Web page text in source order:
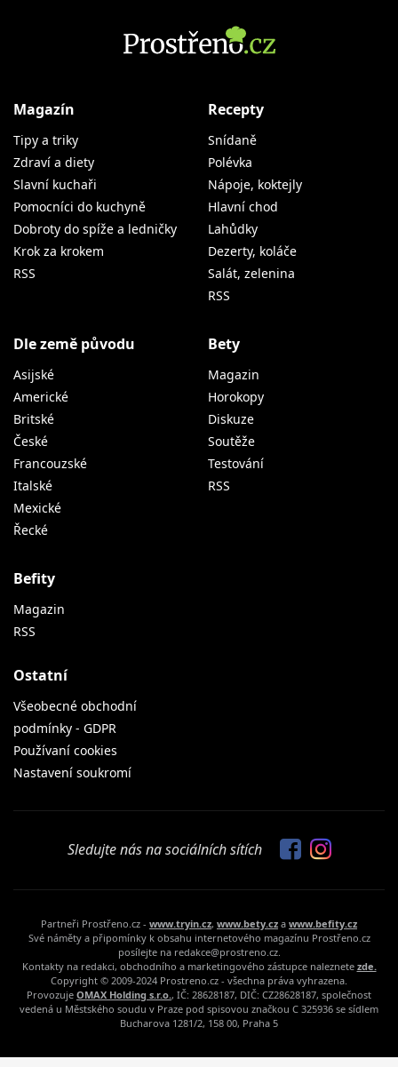
Magazín
Tipy a triky
Zdraví a diety
Slavní kuchaři
Pomocníci do kuchyně
Dobroty do spíže a ledničky
Krok za krokem
RSS
Recepty
Snídaně
Polévka
Nápoje, koktejly
Hlavní chod
Lahůdky
Dezerty, koláče
Salát, zelenina
RSS
Dle země původu
Asijské
Americké
Britské
České
Francouzské
Italské
Mexické
Řecké
Bety
Magazin
Horokopy
Diskuze
Soutěže
Testování
RSS
Befity
Magazin
RSS
Ostatní
Všeobecné obchodní
podmínky - GDPR
Používaní cookies
Nastavení soukromí
Sledujte nás na sociálních sítích
Partneři Prostřeno.cz - www.tryin.cz, www.bety.cz a www.befity.cz
Své náměty a připomínky k obsahu internetového magazínu Prostřeno.cz
posílejte na redakce@prostreno.cz.
Kontakty na redakci, obchodního a marketingového zástupce naleznete zde.
Copyright © 2009-2024 Prostreno.cz - všechna práva vyhrazena.
Provozuje OMAX Holding s.r.o., IČ: 28628187, DIČ: CZ28628187, společnost
vedená u Městského soudu v Praze pod spisovou značkou C 325936 se sídlem
Bucharova 1281/2, 158 00, Praha 5